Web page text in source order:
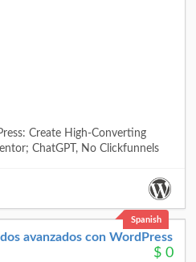
Create High-Converting
ChatGPT, No Clickfunnels
Spanish
avanzados con WordPress
$ 0